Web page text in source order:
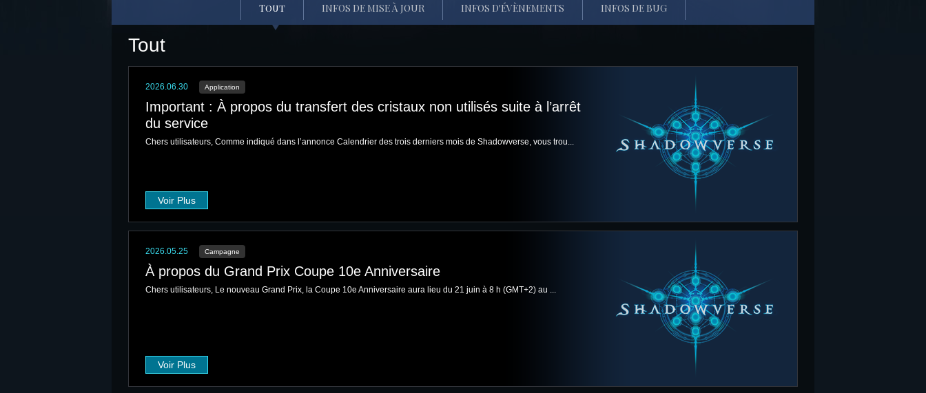
Tout INFOS DE MISE À JOUR INFOS D'ÉVÈNEMENTS INFOS DE BUG
Tout
2026.06.30 Application
Important : À propos du transfert des cristaux non utilisés suite à l’arrêt
du service
Chers utilisateurs, Comme indiqué dans l’annonce Calendrier des trois derniers mois de Shadowverse, vous trou...
Voir Plus
2026.05.25 Campagne
À propos du Grand Prix Coupe 10e Anniversaire
Chers utilisateurs, Le nouveau Grand Prix, la Coupe 10e Anniversaire aura lieu du 21 juin à 8 h (GMT+2) au ...
Voir Plus